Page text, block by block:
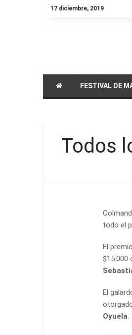
17 diciembre, 2019
FESTIVAL DE
Todos
todo el
El
$15.000
El
Oyuela.